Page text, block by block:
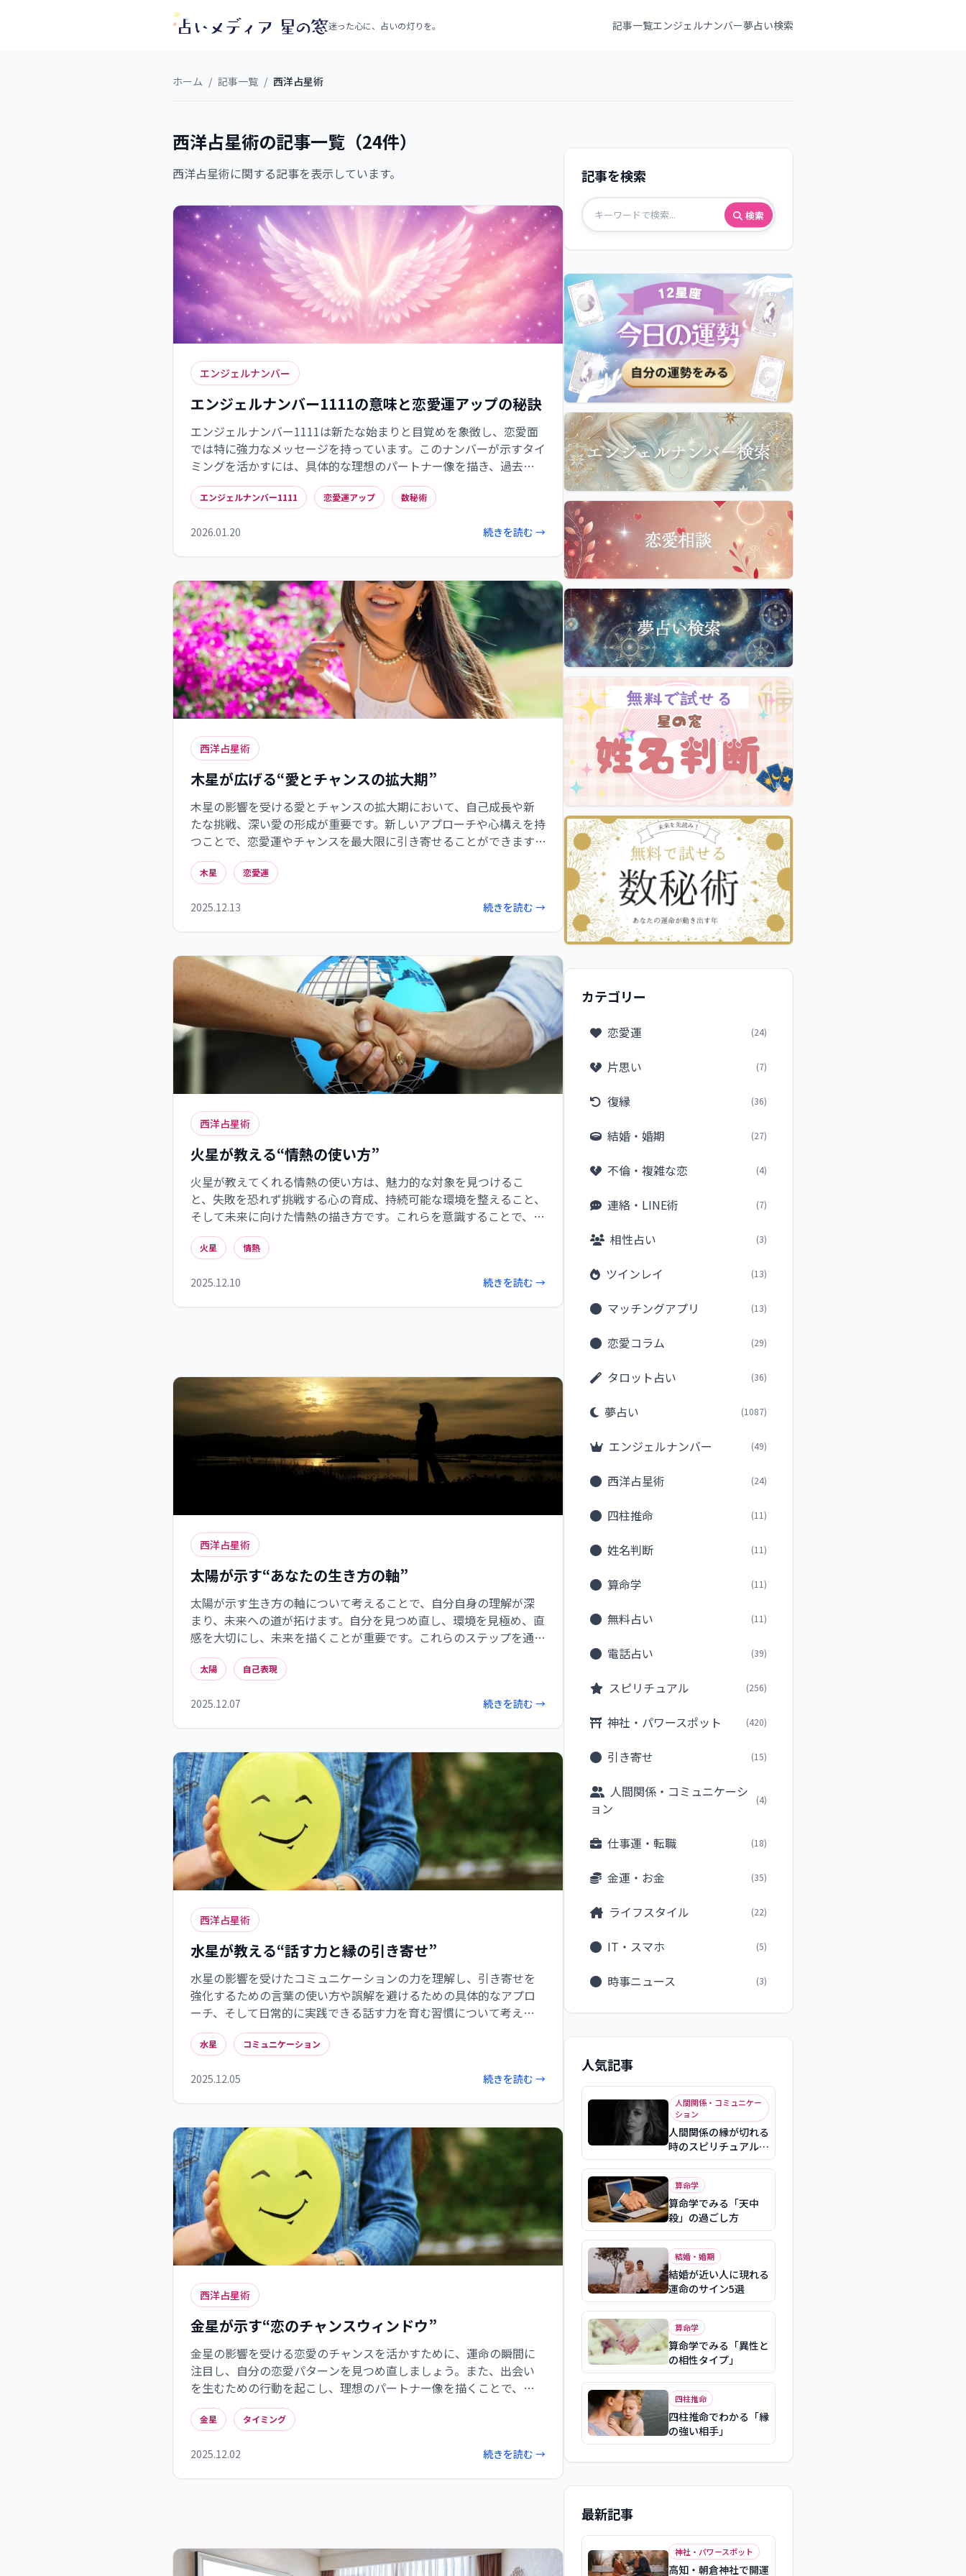
迷った心に、占いの灯りを。 記事一覧エンジェルナンバー夢占い検索
ホーム / 記事一覧 / 西洋占星術
西洋占星術の記事一覧（24件）
西洋占星術に関する記事を表示しています。
エンジェルナンバー
エンジェルナンバー1111の意味と恋愛運アップの秘訣
エンジェルナンバー1111は新たな始まりと目覚めを象徴し、恋愛面
では特に強力なメッセージを持っています。このナンバーが示すタイ
ミングを活かすには、具体的な理想のパートナー像を描き、過去の
執着を手放す思考法が効果的です。数秘術的には「4」に還元される
1111は、特定のライフパスナンバーを持つ人との相性が良いとされ
タルの活用など、具体的な開運習慣を取り入れることで、恋愛運アッ
プにつながるでしょう。
エンジェルナンバー1111 恋愛運アップ 数秘術
2026.01.20 続きを読む →
西洋占星術
木星が広げる“愛とチャンスの拡大期”
木星の影響を受ける愛とチャンスの拡大期において、自己成長や新
たな挑戦、深い愛の形成が重要です。新しいアプローチや心構えを持
つことで、恋愛運やチャンスを最大限に引き寄せることができます。
ポジティブな思考を心がけ、行動することで未来を切り開いていき
ましょう。
木星 恋愛運
2025.12.13 続きを読む →
西洋占星術
火星が教える“情熱の使い方”
火星が教えてくれる情熱の使い方は、魅力的な対象を見つけるこ
と、失敗を恐れず挑戦する心の育成、持続可能な環境を整えること、
そして未来に向けた情熱の描き方です。これらを意識することで、日
常生活や仕事においても情熱を持ち続けることができるでしょう。
火星 情熱
2025.12.10 続きを読む →
西洋占星術
太陽が示す“あなたの生き方の軸”
太陽が示す生き方の軸について考えることで、自分自身の理解が深
まり、未来への道が拓けます。自分を見つめ直し、環境を見極め、直
感を大切にし、未来を描くことが重要です。これらのステップを通じ
て、より充実した人生を歩むためのヒントを見つけてください。
太陽 自己表現
2025.12.07 続きを読む →
西洋占星術
水星が教える“話す力と縁の引き寄せ”
水星の影響を受けたコミュニケーションの力を理解し、引き寄せを
強化するための言葉の使い方や誤解を避けるための具体的なアプロ
ーチ、そして日常的に実践できる話す力を育む習慣について考えま
す。これらの知識を活かすことで、より良い人間関係を築き、ポジテ
ィブな縁を引き寄せることができるでしょう。
水星 コミュニケーション
2025.12.05 続きを読む →
西洋占星術
金星が示す“恋のチャンスウィンドウ”
金星の影響を受ける恋愛のチャンスを活かすために、運命の瞬間に
注目し、自分の恋愛パターンを見つめ直しましょう。また、出会い
を生むための行動を起こし、理想のパートナー像を描くことで、素
敵な恋愛を引き寄せることができます。
金星 タイミング
2025.12.02 続きを読む →
記事を検索
検索
カテゴリー
恋愛運 (24)
片思い (7)
復縁 (36)
結婚・婚期 (27)
不倫・複雑な恋 (4)
連絡・LINE術 (7)
相性占い (3)
ツインレイ (13)
マッチングアプリ (13)
恋愛コラム (29)
タロット占い (36)
夢占い (1087)
エンジェルナンバー (49)
西洋占星術 (24)
四柱推命 (11)
姓名判断 (11)
算命学 (11)
無料占い (11)
電話占い (39)
スピリチュアル (256)
神社・パワースポット (420)
引き寄せ (15)
人間関係・コミュニケーシ
ョン
(4)
仕事運・転職 (18)
金運・お金 (35)
ライフスタイル (22)
IT・スマホ (5)
時事ニュース (3)
人気記事
人間関係・コミュニケー
ション
人間関係の縁が切れる
時のスピリチュアル意
味
算命学
算命学でみる「天中
殺」の過ごし方
結婚・婚期
結婚が近い人に現れる
運命のサイン5選
算命学
算命学でみる「異性と
の相性タイプ」
四柱推命
四柱推命でわかる「縁
の強い相手」
最新記事
神社・パワースポット
高知・朝倉神社で開運